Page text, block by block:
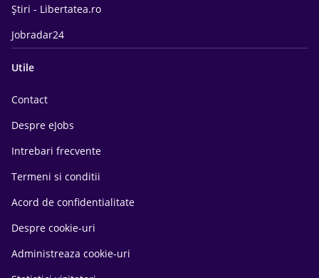
Știri - Libertatea.ro
Jobradar24
Utile
Contact
Despre eJobs
Intrebari frecvente
Termeni si conditii
Acord de confidentialitate
Despre cookie-uri
Administreaza cookie-uri